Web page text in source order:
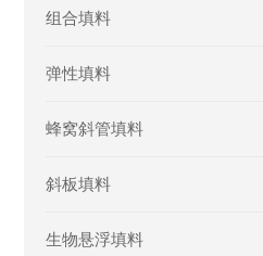
组合填料
弹性填料
蜂窝斜管填料
斜板填料
生物悬浮填料